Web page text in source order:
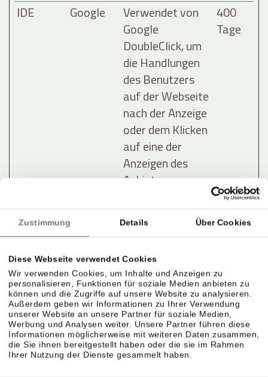
Zustimmung Details Über Cookies
Diese Webseite verwendet Cookies
Wir verwenden Cookies, um Inhalte und Anzeigen zu
personalisieren, Funktionen für soziale Medien anbieten zu
können und die Zugriffe auf unsere Website zu analysieren.
Außerdem geben wir Informationen zu Ihrer Verwendung
unserer Website an unsere Partner für soziale Medien,
Werbung und Analysen weiter. Unsere Partner führen diese
Informationen möglicherweise mit weiteren Daten zusammen,
die Sie ihnen bereitgestellt haben oder die sie im Rahmen
Ihrer Nutzung der Dienste gesammelt haben.
IDE Google
Verwendet von
Google
DoubleClick, um
die Handlungen
des Benutzers
auf der Webseite
nach der Anzeige
oder dem Klicken
auf eine der
Anzeigen des
Anbieters zu
zu melden, mit
dem Zweck der
Wirksamkeit
einer Werbung
und der Anzeige
zielgerichteter
Werbung für den
Benutzer.
400
Tage